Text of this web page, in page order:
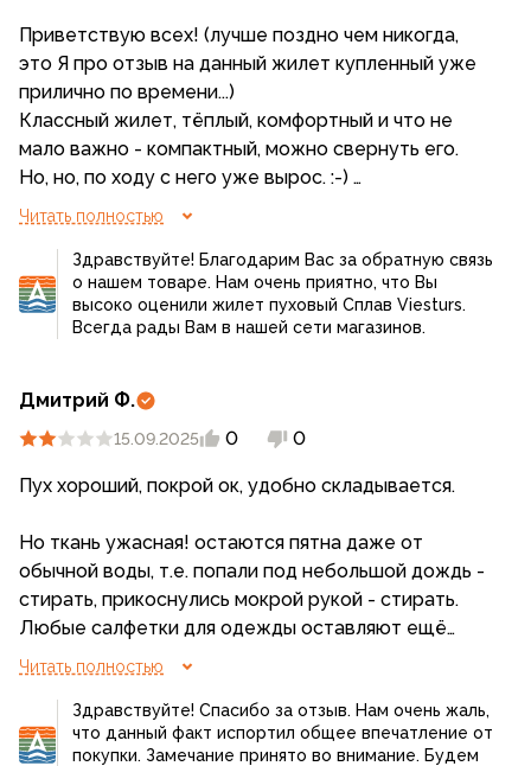
Приветствую всех! (лучше поздно чем никогда,
это Я про отзыв на данный жилет купленный уже
прилично по времени...)
Классный жилет, тёплый, комфортный и что не
мало важно - компактный, можно свернуть его.
Но, но, по ходу с него уже вырос. :-)
Надо на пару размеров новый заказывать -
Весчь в походе да и не только, просто на природе
лишним не будет а весу считай грамулька. ;-)
Читать полностью
Здравствуйте! Благодарим Вас за обратную связь
о нашем товаре. Нам очень приятно, что Вы
высоко оценили жилет пуховый Сплав Viesturs.
Всегда рады Вам в нашей сети магазинов.
Дмитрий Ф.
15.09.2025 0 0
Пух хороший, покрой ок, удобно складывается.
Но ткань ужасная! остаются пятна даже от
обычной воды, т.е. попали под небольшой дождь -
стирать, прикоснулись мокрой рукой - стирать.
Любые салфетки для одежды оставляют ещё
бОльшее пятно. В итоге жилет годится только как
виду туриста.
Читать полностью
Здравствуйте! Спасибо за отзыв. Нам очень жаль,
что данный факт испортил общее впечатление от
покупки. Замечание принято во внимание. Будем